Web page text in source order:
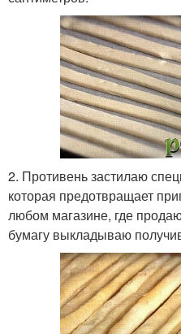
2. Противень застилаю
которая предотвращает
любом магазине, где
бумагу выкладываю